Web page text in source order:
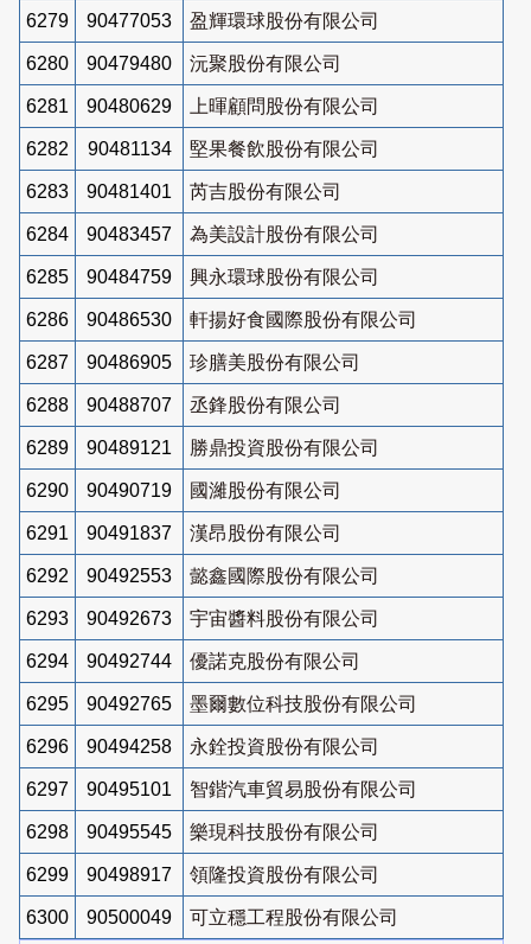
6279 90477053 盈輝環球股份有限公司
6280 90479480 沅聚股份有限公司
6281 90480629 上暉顧問股份有限公司
6282 90481134 堅果餐飲股份有限公司
6283 90481401 芮吉股份有限公司
6284 90483457 為美設計股份有限公司
6285 90484759 興永環球股份有限公司
6286 90486530 軒揚好食國際股份有限公司
6287 90486905 珍膳美股份有限公司
6288 90488707 丞鋒股份有限公司
6289 90489121 勝鼎投資股份有限公司
6290 90490719 國濰股份有限公司
6291 90491837 漢昂股份有限公司
6292 90492553 懿鑫國際股份有限公司
6293 90492673 宇宙醬料股份有限公司
6294 90492744 優諾克股份有限公司
6295 90492765 墨爾數位科技股份有限公司
6296 90494258 永銓投資股份有限公司
6297 90495101 智鍇汽車貿易股份有限公司
6298 90495545 樂現科技股份有限公司
6299 90498917 領隆投資股份有限公司
6300 90500049
可立穩工程股份有限公司